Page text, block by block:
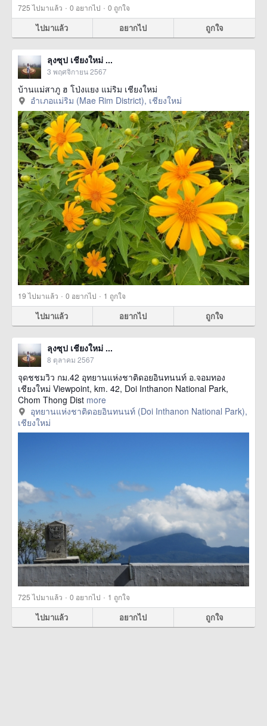
725ไปมาแล้ว · 0 อยากไป · 0 ถูกใจ
ไปมาแล้ว อยากไป ถูกใจ
ลุงซุป เชียงใหม่ ...
3 พฤศจิกายน 2567
บ้านแม่สาภู ฮ โป่งแยง แม่ริม เชียงใหม่
อำเภอแม่ริม (Mae Rim District), เชียงใหม่
19ไปมาแล้ว · 0 อยากไป · 1 ถูกใจ
ไปมาแล้ว อยากไป ถูกใจ
ลุงซุป เชียงใหม่ ...
8 ตุลาคม 2567
จุดชชมวิว กม.42 อุทยานแห่งชาติดอยอินทนนท์ อ.จอมทอง
เชียงใหม่ Viewpoint, km. 42, Doi Inthanon National Park,
Chom Thong Dist more
อุทยานแห่งชาติดอยอินทนนท์ (Doi Inthanon National Park),
เชียงใหม่
725ไปมาแล้ว · 0 อยากไป · 1 ถูกใจ
ไปมาแล้ว อยากไป ถูกใจ